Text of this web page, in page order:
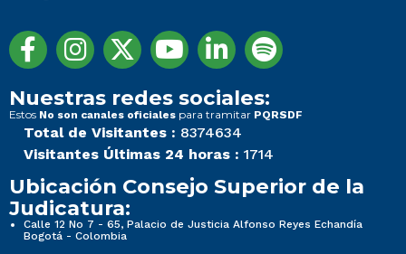
Nuestras redes sociales:
Estos No son canales oficiales para tramitar PQRSDF
Total de Visitantes : 8374634
Visitantes Últimas 24 horas : 1714
Ubicación Consejo Superior de la
Judicatura:
Calle 12 No 7 - 65, Palacio de Justicia Alfonso Reyes Echandía
Bogotá - Colombia